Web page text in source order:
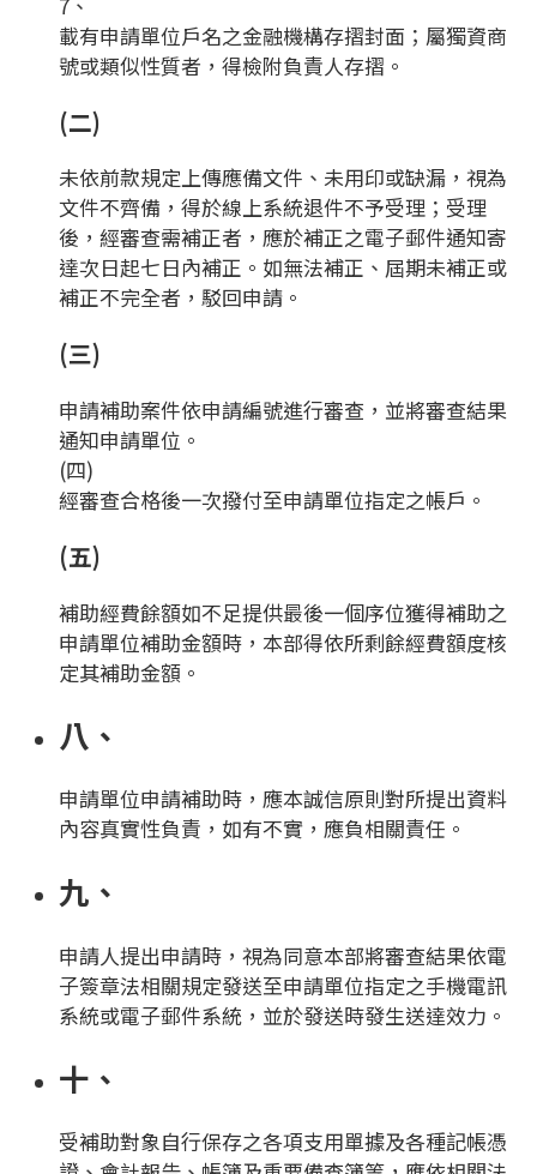
載有申請單位戶名之金融機構存摺封面；屬獨資商
號或類似性質者，得檢附負責人存摺。
(二)
未依前款規定上傳應備文件、未用印或缺漏，視為
文件不齊備，得於線上系統退件不予受理；受理
後，經審查需補正者，應於補正之電子郵件通知寄
達次日起七日內補正。如無法補正、屆期未補正或
補正不完全者，駁回申請。
(三)
申請補助案件依申請編號進行審查，並將審查結果
通知申請單位。
(四)
經審查合格後一次撥付至申請單位指定之帳戶。
(五)
補助經費餘額如不足提供最後一個序位獲得補助之
申請單位補助金額時，本部得依所剩餘經費額度核
定其補助金額。
八、
申請單位申請補助時，應本誠信原則對所提出資料
內容真實性負責，如有不實，應負相關責任。
九、
申請人提出申請時，視為同意本部將審查結果依電
子簽章法相關規定發送至申請單位指定之手機電訊
系統或電子郵件系統，並於發送時發生送達效力。
十、
受補助對象自行保存之各項支用單據及各種記帳憑